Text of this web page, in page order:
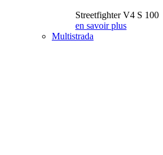
Streetfighter V4 S 100
en savoir plus
Multistrada